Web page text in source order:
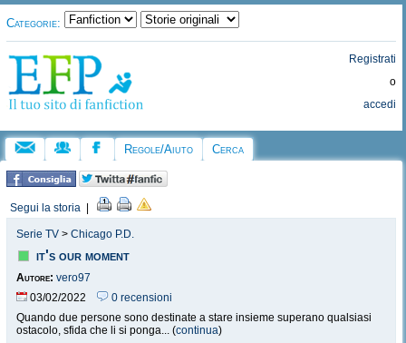
Categorie:
Registrati
o
accedi
Regole/Aiuto Cerca
Segui la storia
Serie TV > Chicago P.D.
it's our moment
Autore: vero97
03/02/2022
0 recensioni
Quando due persone sono destinate a stare insieme superano qualsiasi
ostacolo, sfida che li si ponga... (continua)